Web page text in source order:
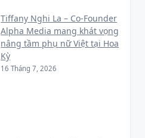
Tiffany Nghi La – Co-Founder
Alpha Media mang khát vọng
nâng tầm phụ nữ Việt tại Hoa
Kỳ
16 Tháng 7, 2026